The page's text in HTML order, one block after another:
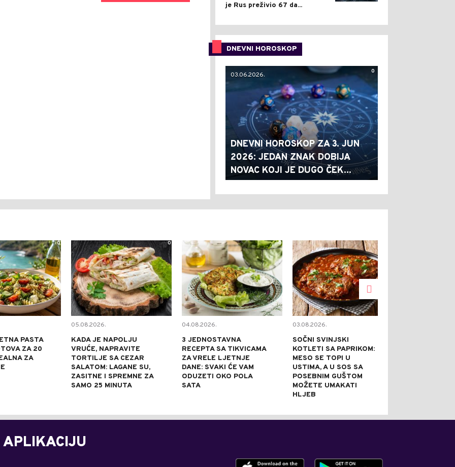
je Rus preživio 67 da...
DNEVNI HOROSKOP
0
03.06.2026.
DNEVNI HOROSKOP ZA 3. JUN
2026: JEDAN ZNAK DOBIJA
NOVAC KOJI JE DUGO ČEK...
0
PASTA
ZA 20
ZA
0
05.08.2026.
KADA JE NAPOLJU
VRUĆE, NAPRAVITE
TORTILJE SA CEZAR
SALATOM: LAGANE SU,
ZASITNE I SPREMNE ZA
SAMO 25 MINUTA
0
04.08.2026.
3 JEDNOSTAVNA
RECEPTA SA TIKVICAMA
ZA VRELE LJETNJE
DANE: SVAKI ĆE VAM
ODUZETI OKO POLA
SATA
03.08.2026.
SOČNI SVINJSKI
KOTLETI SA PAPRIKOM:
MESO SE TOPI U
USTIMA, A U SOS SA
POSEBNIM GUŠTOM
MOŽETE UMAKATI
HLJEB
APLIKACIJU